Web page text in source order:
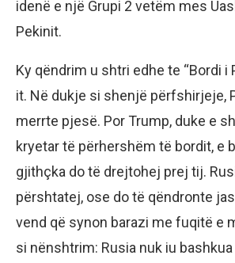
idenë e një Grupi 2 vetëm mes
Pekinit.
Ky qëndrim u shtri edhe te “Bordi i
it. Në dukje si shenjë përfshirjeje,
merrte pjesë. Por Trump, duke e
kryetar të përhershëm të bordit, e
gjithçka do të drejtohej prej tij.
përshtatej, ose do të qëndronte
vend që synon barazi me fuqitë e
si nënshtrim: Rusia nuk iu